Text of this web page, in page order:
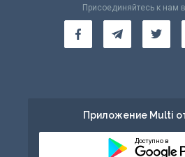
Присоединяйтесь к нам
Приложение Multi
Доступно в